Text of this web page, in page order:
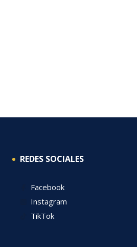
REDES SOCIALES
Facebook
Instagram
TikTok